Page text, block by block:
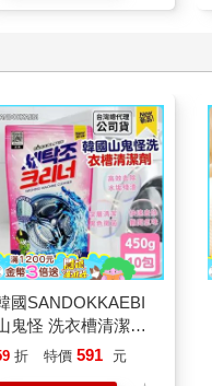
國SANDOKKAEBI
鬼怪 洗衣槽清潔劑
公克-10包組
折 特價 591 元